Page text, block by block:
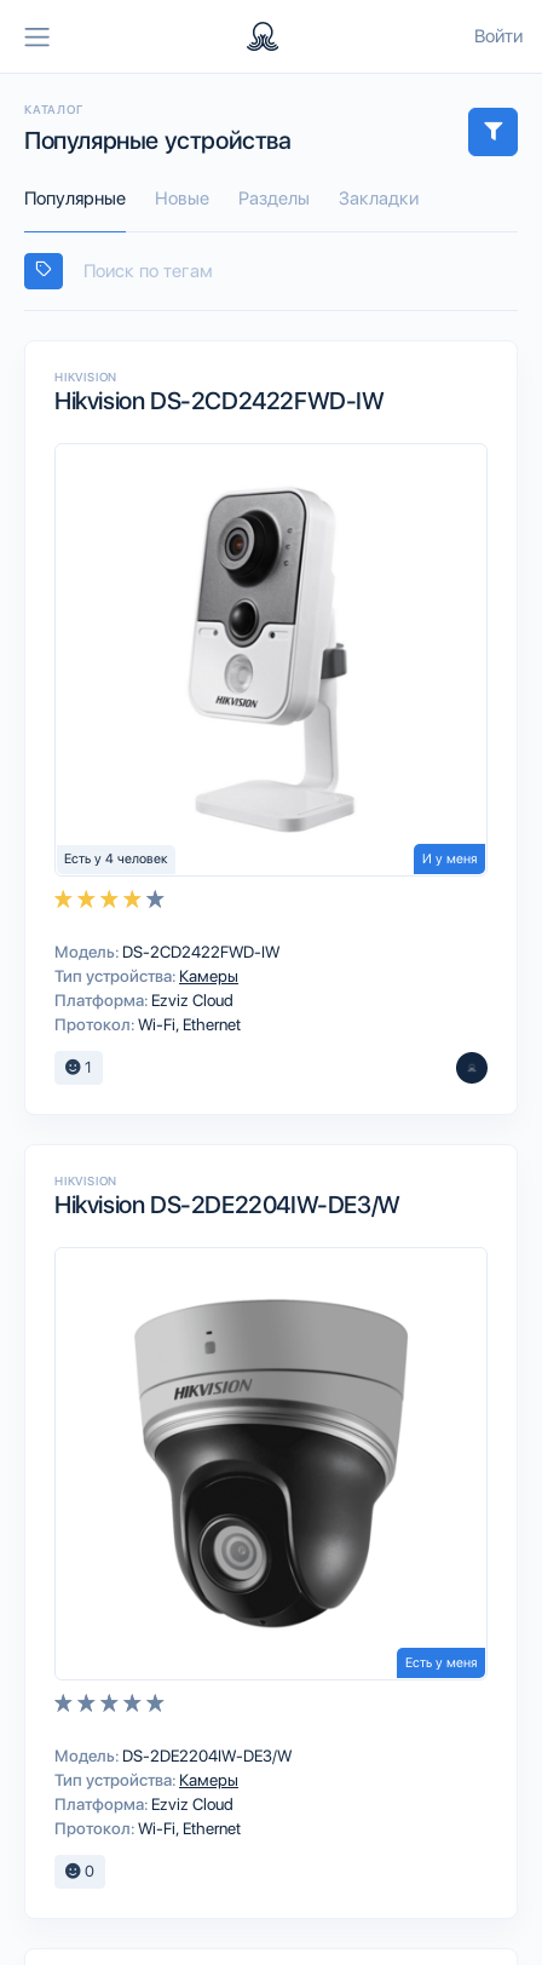
Войти
КАТАЛОГ
Популярные устройства
Популярные Новые Разделы Закладки
HIKVISION
Hikvision DS-2CD2422FWD-IW
Есть у 4 человек И у меня
Модель: DS-2CD2422FWD-IW
Тип устройства: Камеры
Платформа: Ezviz Cloud
Протокол:Wi-Fi Ethernet
1
HIKVISION
Hikvision DS-2DE2204IW-DE3/W
Есть у меня
Модель: DS-2DE2204IW-DE3/W
Тип устройства: Камеры
Платформа: Ezviz Cloud
Протокол:Wi-Fi Ethernet
0